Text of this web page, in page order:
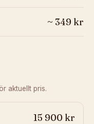
~ 349 kr
aktuellt pris.
15 900 kr